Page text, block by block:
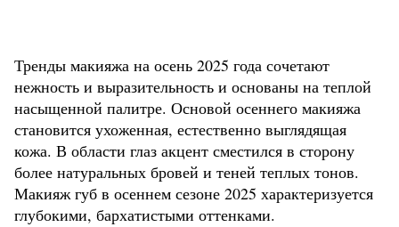
Тренды макияжа на осень 2025 года сочетают
нежность и выразительность и основаны на теплой
насыщенной палитре. Основой осеннего макияжа
становится ухоженная, естественно выглядящая
кожа. В области глаз акцент сместился в сторону
более натуральных бровей и теней теплых тонов.
Макияж губ в осеннем сезоне 2025 характеризуется
глубокими, бархатистыми оттенками.